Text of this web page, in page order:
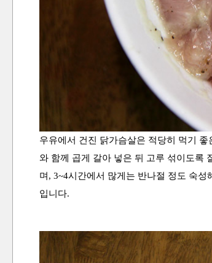
우유에서 건진 닭가슴살은 적당히 먹기
와 함께 곱게 갈아 넣은 뒤 고루 섞이도록
며, 3~4시간에서 많게는 반나절 정도 숙성
입니다.